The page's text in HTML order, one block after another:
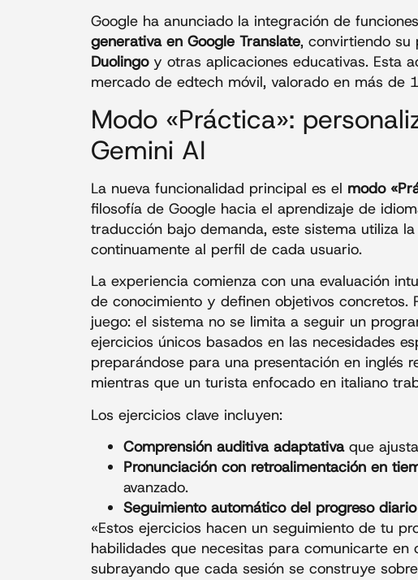
Google ha anunciado la integración de
generativa en Google Translate, convirtiendo
Duolingoy otras aplicaciones educativas. Esta
mercado de edtech móvil, valorado en más de
Modo «Práctica»:
Gemini AI
La nueva funcionalidad principal es el modo
filosofía de Google hacia el aprendizaje de
traducción bajo demanda, este sistema utiliza
continuamente al perfil de cada usuario.
La experiencia comienza con una evaluación
de conocimiento y definen objetivos
juego: el sistema no se limita a seguir un
ejercicios únicos basados en las necesidades
preparándose para una presentación en inglés
mientras que un turista enfocado en italiano
Los ejercicios clave incluyen:
Comprensión auditiva adaptativaque
Pronunciación con retroalimentación en
avanzado.
Seguimiento automático del progreso diario
«Estos ejercicios hacen un seguimiento de tu
habilidades que necesitas para comunicarte en
subrayando que cada sesión se construye